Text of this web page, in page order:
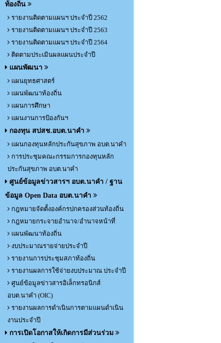
ท้องถิ่น
รายงานติดตามแผนฯ ประจำปี 2562
รายงานติดตามแผนฯ ประจำปี 2563
รายงานติดตามแผนฯ ประจำปี 2564
ติดตามประเมินผลแผนประจำปี
แผนพัฒนา
แผนยุทธศาสตร์
แผนพัฒนาท้องถิ่น
แผนการศึกษา
แผนงานการป้องกันฯ
กองทุน สปสช.อบต.นาคำ
แผนกองทุนหลักประกันสุขภาพ อบต.นาคำ
การประชุมคณะกรรมการกองทุนหลัก
ประกันสุขภาพ อบต.นาคำ
ศูนย์ข้อมูลข่าวสารฯ อบต.นาคำ / ฐาน
ข้อมูล Open Data อบต.นาคำ
กฎหมายจัดตั้งองค์กรปกครองส่วนท้องถิ่น
กฎหมายกระจายอำนาจ/อำนาจหน้าที่
แผนพัฒนาท้องถิ่น
งบประมาณรายจ่ายประจำปี
รายงานการประชุมสภาท้องถิ่น
รายงานผลการใช้จ่ายงบประมาณ ประจำปี
ศูนย์ข้อมูลข่าวสารอิเล็กทรอนิกส์
อบต.นาคำ (OIC)
รายงานผลการดำเนินการตามแผนดำเนิน
งานประจำปี
การเปิดโอกาสให้เกิดการมีส่วนร่วม